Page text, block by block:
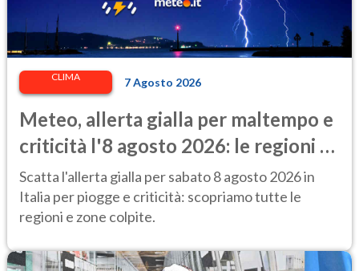
CLIMA 7 Agosto 2026
Meteo, allerta gialla per maltempo e
criticità l'8 agosto 2026: le regioni a
rischio
Scatta l'allerta gialla per sabato 8 agosto 2026 in
Italia per piogge e criticità: scopriamo tutte le
regioni e zone colpite.